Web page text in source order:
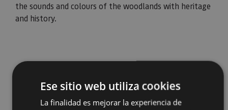
the sounds and colours of the woodlands with heritage
and history.
Ese sitio web utiliza cookies
La finalidad es mejorar la experiencia de